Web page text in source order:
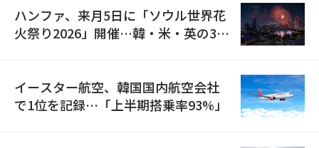
ハンファ、来月5日に「ソウル世界花
火祭り2026」開催…韓・米・英の3カ
イースター航空、韓国国内航空会社
で1位を記録…「上半期搭乗率93%」